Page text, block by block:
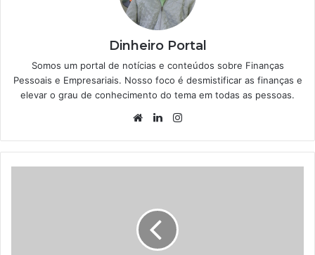
Dinheiro Portal
Somos um portal de notícias e conteúdos sobre Finanças
Pessoais e Empresariais. Nosso foco é desmistificar as finanças e
elevar o grau de conhecimento do tema em todas as pessoas.
WebsiteLinkedin